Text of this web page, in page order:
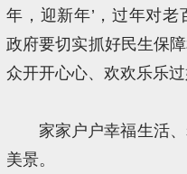
年，迎新年’，过年对
政府要切实抓好民生保
众开开心心、欢欢乐乐过
家家户户幸福生活
美景。